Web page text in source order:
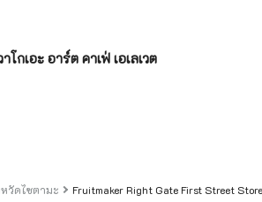
โกเอะ อาร์ต คาเฟ่ เอเลเวต
วัดไซตามะ Fruitmaker Right Gate First Street Store